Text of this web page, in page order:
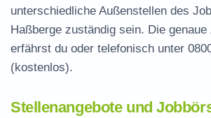
unterschiedliche Außenstellen des
Haßberge zuständig sein. Die
erfährst du oder telefonisch unter
(kostenlos).
Stellenangebote und